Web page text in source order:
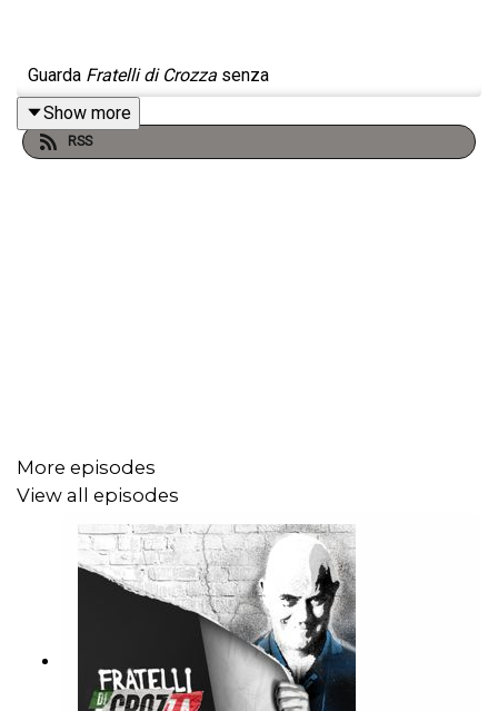
Guarda Fratelli di Crozza senza
pubblicità qui: https://bit.ly/3gS5JXw
Non perderti i migliori contenuti diFratelli di Crozzaqui
Show more
RSS
More episodes
View all episodes